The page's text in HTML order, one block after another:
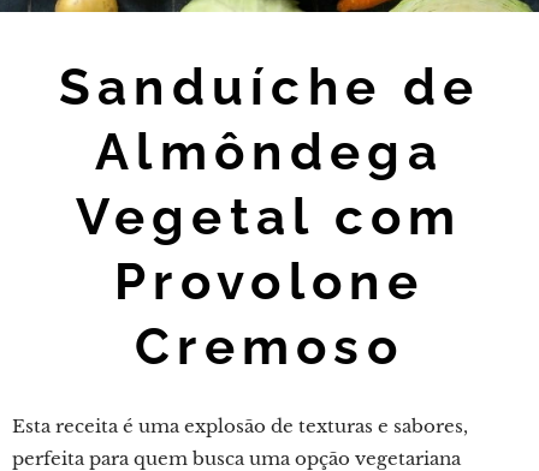
Sanduíche de
Almôndega
Vegetal com
Provolone
Cremoso
Esta receita é uma explosão de texturas e sabores,
perfeita para quem busca uma opção vegetariana